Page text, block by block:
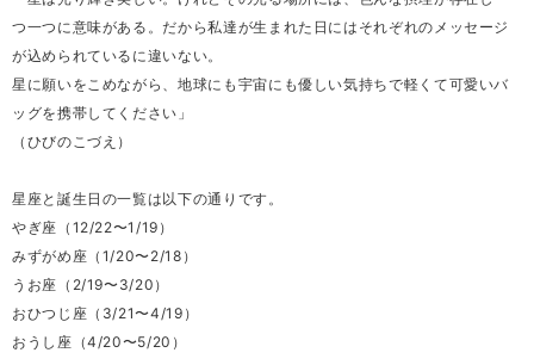
つ一つに意味がある。だから私達が生まれた日にはそれぞれのメッセージ
が込められているに違いない。
星に願いをこめながら、地球にも宇宙にも優しい気持ちで軽くて可愛いバ
ッグを携帯してください」
（ひびのこづえ）
星座と誕生日の一覧は以下の通りです。
やぎ座（12/22〜1/19）
みずがめ座（1/20〜2/18）
うお座（2/19〜3/20）
おひつじ座（3/21〜4/19）
おうし座（4/20〜5/20）